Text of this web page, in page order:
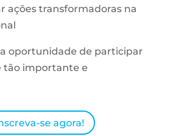
ações transformadoras na
oportunidade de participar
tão importante e
se agora!